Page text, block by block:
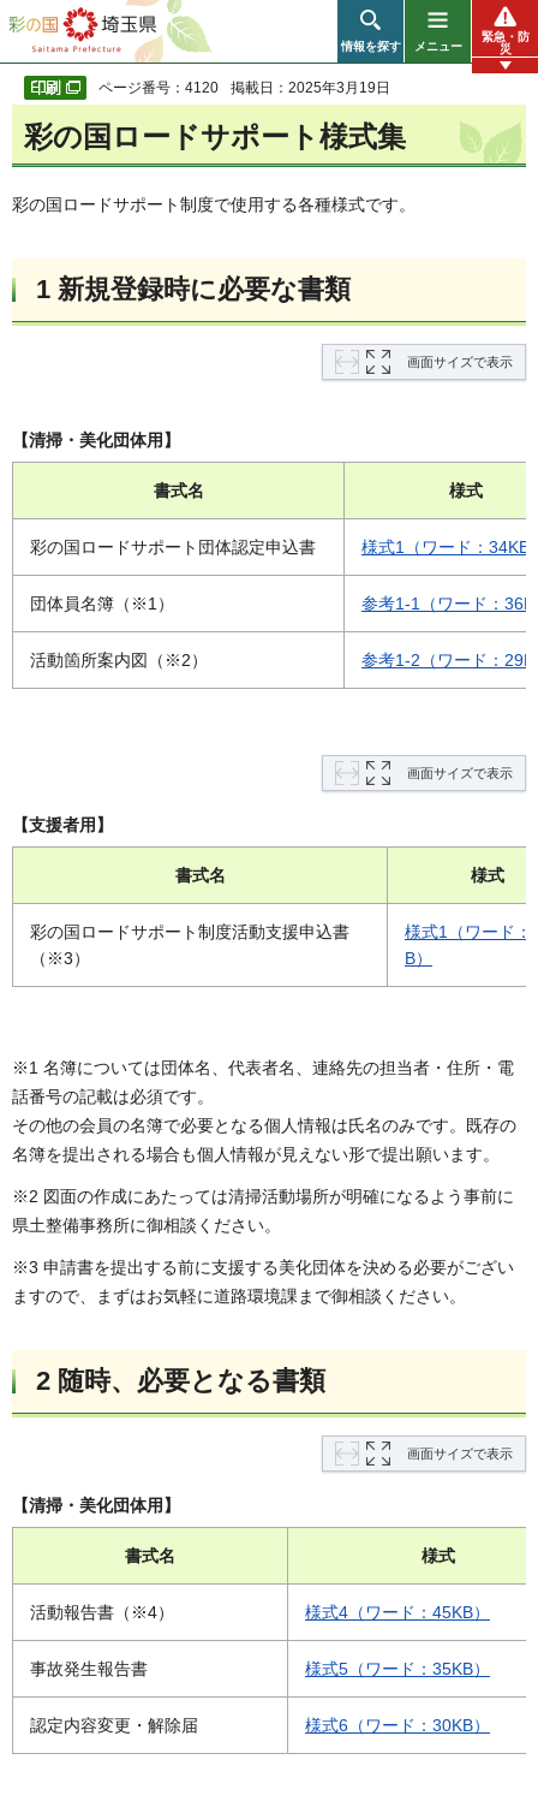
彩の国 埼玉県
情報を探す メニュー
緊急・防
災
ページ番号：4120 掲載日：2025年3月19日
彩の国ロードサポート様式集
彩の国ロードサポート制度で使用する各種様式です。
1 新規登録時に必要な書類
画面サイズで表示
【清掃・美化団体用】
書式名 様式
彩の国ロードサポート団体認定申込書 様式1（ワード：34KB
団体員名簿（※1） 参考1-1（ワード：
活動箇所案内図（※2） 参考1-2（ワード：
画面サイズで表示
【支援者用】
書式名 様式
彩の国ロードサポート制度活動支援申込書
（※3）
様式1（ワード：
B）
※1 名簿については団体名、代表者名、連絡先の担当者・住所・電
話番号の記載は必須です。
その他の会員の名簿で必要となる個人情報は氏名のみです。既存の
名簿を提出される場合も個人情報が見えない形で提出願います。
※2 図面の作成にあたっては清掃活動場所が明確になるよう事前に
県土整備事務所に御相談ください。
※3 申請書を提出する前に支援する美化団体を決める必要がござい
ますので、まずはお気軽に道路環境課まで御相談ください。
2 随時、必要となる書類
画面サイズで表示
【清掃・美化団体用】
書式名 様式
活動報告書（※4） 様式4（ワード：45KB）
事故発生報告書 様式5（ワード：35KB）
認定内容変更・解除届 様式6（ワード：30KB）